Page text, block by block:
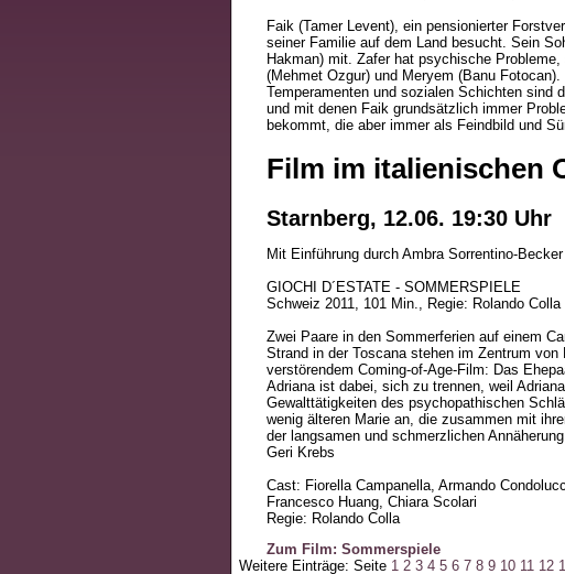
Faik (Tamer Levent), ein pensionierter
seiner Familie auf dem Land besucht. Sein
Hakman) mit. Zafer hat psychische
(Mehmet Ozgur) und Meryem (Banu
Temperamenten und sozialen Schichten sind
und mit denen Faik grundsätzlich immer
bekommt, die aber immer als Feindbild und
Film im italienischen
Starnberg, 12.06. 19:30 Uhr
Mit Einführung durch Ambra Sorrentino-Becker
GIOCHI D´ESTATE - SOMMERSPIELE
Schweiz 2011, 101 Min., Regie: Rolando Colla
Zwei Paare in den Sommerferien auf einem
Strand in der Toscana stehen im Zentrum von
verstörendem Coming-of-Age-Film: Das
Adriana ist dabei, sich zu trennen, weil
Gewalttätigkeiten des psychopathischen
wenig älteren Marie an, die zusammen mit
der langsamen und schmerzlichen
Geri Krebs
Cast: Fiorella Campanella, Armando
Francesco Huang, Chiara Scolari
Regie: Rolando Colla
Zum Film: Sommerspiele
Weitere Einträge: Seite 1 2 3 4 5 6 7 8 9 10 11 12